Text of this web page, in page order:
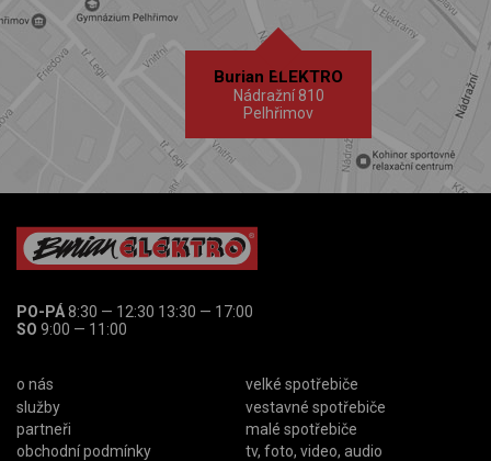
Burian ELEKTRO
Nádražní 810
Pelhřimov
PO-PÁ8:30 — 12:30 13:30 — 17:00
SO 9:00 — 11:00
o nás
služby
partneři
obchodní podmínky
velké spotřebiče
vestavné spotřebiče
malé spotřebiče
tv, foto, video, audio